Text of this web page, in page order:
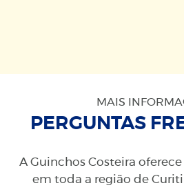
MAIS
PERGUNTAS
A Guinchos Costeira
em toda a região de